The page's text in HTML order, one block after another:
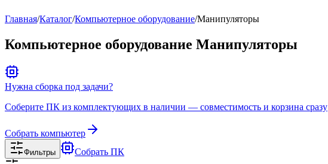
Главная/Каталог/Компьютерное оборудование/Манипуляторы
Компьютерное оборудование Манипуляторы
Нужна сборка под задачи?
Соберите ПК из комплектующих в наличии — совместимость и корзина сразу
Собрать компьютер
Фильтры
Собрать ПК